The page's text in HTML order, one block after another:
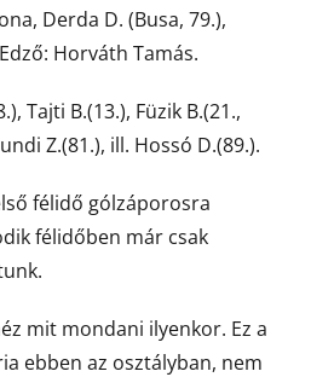
Derda D. (Busa, 79.),
Horváth Tamás.
Tajti B.(13.), Füzik B.(21.,
Z.(81.), ill. Hossó D.(89.).
félidő gólzáporosra
félidőben már csak
mit mondani ilyenkor. Ez a
ebben az osztályban, nem